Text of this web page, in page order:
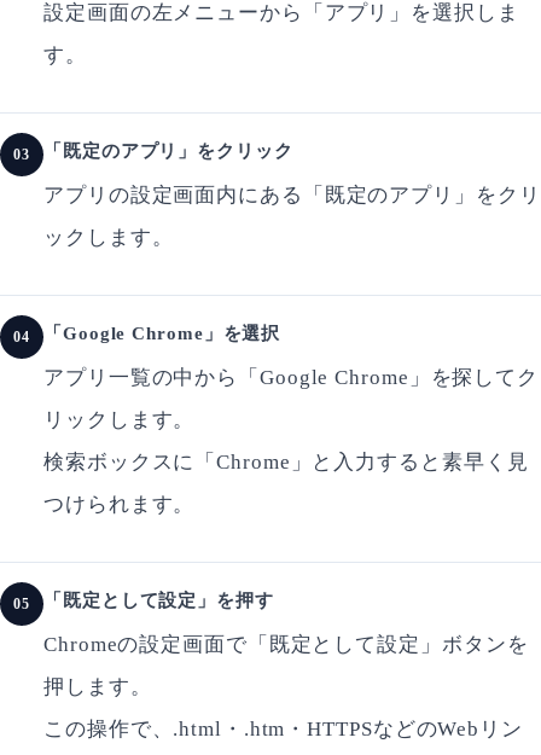
設定画面の左メニューから「アプリ」を選択しま
す。
03 「既定のアプリ」をクリック
アプリの設定画面内にある「既定のアプリ」をクリ
ックします。
04 「Google Chrome」を選択
アプリ一覧の中から「Google Chrome」を探してク
リックします。
検索ボックスに「Chrome」と入力すると素早く見
つけられます。
05 「既定として設定」を押す
Chromeの設定画面で「既定として設定」ボタンを
押します。
この操作で、.html・.htm・HTTPSなどのWebリン